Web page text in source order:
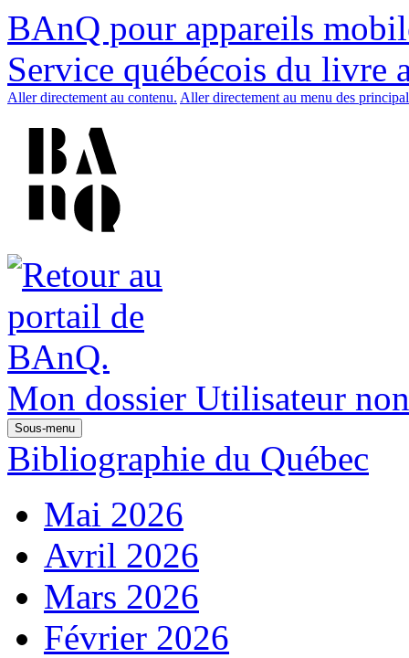
BAnQ pour appareils
Service québécois du livre
Aller directement au contenu. Aller directement au menu des
Mon dossier Utilisateur
Sous-menu
Bibliographie du Québec
Mai 2026
Avril 2026
Mars 2026
Février 2026